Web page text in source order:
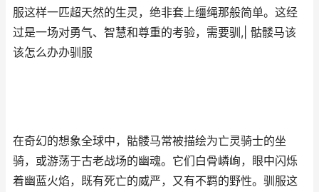
服这样一匹超天然的生灵，绝非套上缰绳那般简单。这经
过是一场对勇气、智慧和尊重的考验，需要驯,| 骷髅马该
该怎么办办驯服
在奇幻的想象全球中，骷髅马常被描绘为亡灵骑士的坐
骑，或游荡于古老战场的幽魂。它们白骨嶙峋，眼中闪烁
着幽蓝火焰，既有死亡的威严，又有不羁的野性。驯服这